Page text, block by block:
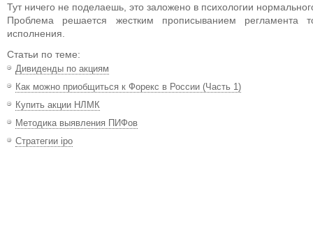
Тут ничего не поделаешь, это заложено в психологии
Проблема решается жестким прописыванием регламента
исполнения.
Статьи по теме:
Дивиденды по акциям
Как можно приобщиться к Форекс в России (Часть 1)
Купить акции НЛМК
Методика выявления ПИФов
Стратегии ipo